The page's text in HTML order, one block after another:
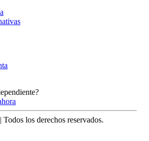
| Todos los derechos reservados.